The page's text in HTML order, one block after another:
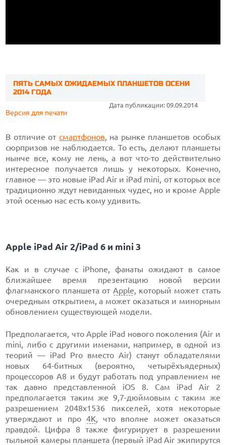
ПЯТЬ САМЫХ ОЖИДАЕМЫХ ПЛАНШЕТОВ ОСЕНИ
2014 ГОДА
Дата публикации: 09.09.2014
Версия для печати
В отличие от смартфонов, на рынке планшетов особых
сюрпризов не наблюдается. То есть, делают планшеты
нынче все, кому не лень, а вот что-то действительно
интересное получается лишь у некоторых. Конечно,
главное — это новые iPad Air и iPad mini, от которых все
традиционно ждут невиданных чудес, но и кроме Apple
этой осенью нас есть кому удивить.
Apple iPad Air 2/iPad 6 и mini 3
Как и в случае с iPhone, фанаты ожидают в самое
ближайшее время презентацию новой версии
флагманского планшета от Apple, который может стать
очередным открытием, а может оказаться и минорным
обновлением существующей модели.
Предполагается, что Apple iPad нового поколения (Air и
mini, либо с другими именами, например, в одной из
теорий — iPad Pro вместо Air) станут обладателями
новых 64-битных (вероятно, четырёхъядерных)
процессоров А8 и будут работать под управлением не
так давно представленной iOS 8. Сам iPad Air 2
предполагается таким же 9,7-дюймовым с таким же
разрешением 2048x1536 пикселей, хотя некоторые
утверждают и про 4K, что вполне может оказаться
правдой. Цифра 8 также фигурирует в разрешении
тыльной камеры планшета (первый iPad Air экипирутся